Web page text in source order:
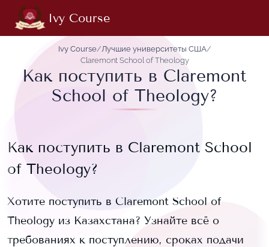
Ivy Course
Ivy Course/Лучшие университеты США/
Claremont School of Theology
Как поступить в Claremont
School of Theology?
Как поступить в Claremont School
of Theology?
Хотите поступить в Claremont School of
Theology из Казахстана? Узнайте всё о
требованиях к поступлению, сроках подачи